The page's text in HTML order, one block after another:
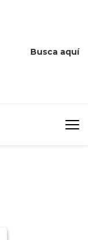
Busca aquí